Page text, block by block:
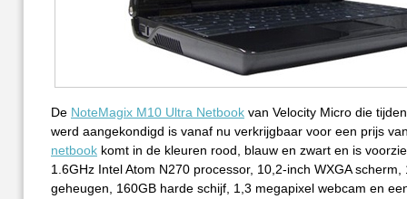
De NoteMagix M10 Ultra Netbook van Velocity Micro die
werd aangekondigd is vanaf nu verkrijgbaar voor een prijs
netbook komt in de kleuren rood, blauw en zwart en is
1.6GHz Intel Atom N270 processor, 10,2-inch WXGA scherm,
geheugen, 160GB harde schijf, 1,3 megapixel webcam en